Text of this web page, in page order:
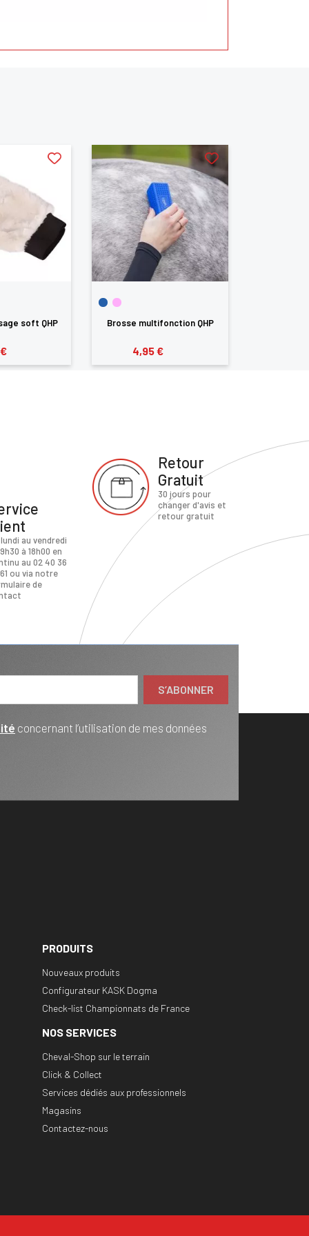
soft QHP Brosse multifonction QHP
4,95 €
au vendredi
à 18h00 en
au 02 40 36
ou via notre
de
Retour
Gratuit
30 jours pour
changer d'avis et
retour gratuit
concernant l’utilisation de mes données
PRODUITS
Nouveaux produits
Configurateur KASK Dogma
Check-list Championnats de France
NOS SERVICES
Cheval-Shop sur le terrain
Click & Collect
Services dédiés aux professionnels
Magasins
Contactez-nous